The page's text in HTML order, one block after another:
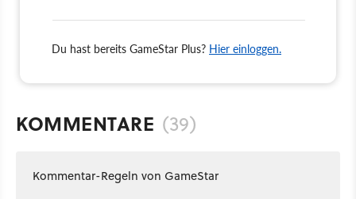
Du hast bereits GameStar Plus? Hier einloggen.
KOMMENTARE (39)
Kommentar-Regeln von GameStar